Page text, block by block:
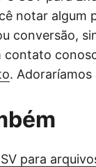
notar algum
conversão,
contato
. Adoraríamos
para